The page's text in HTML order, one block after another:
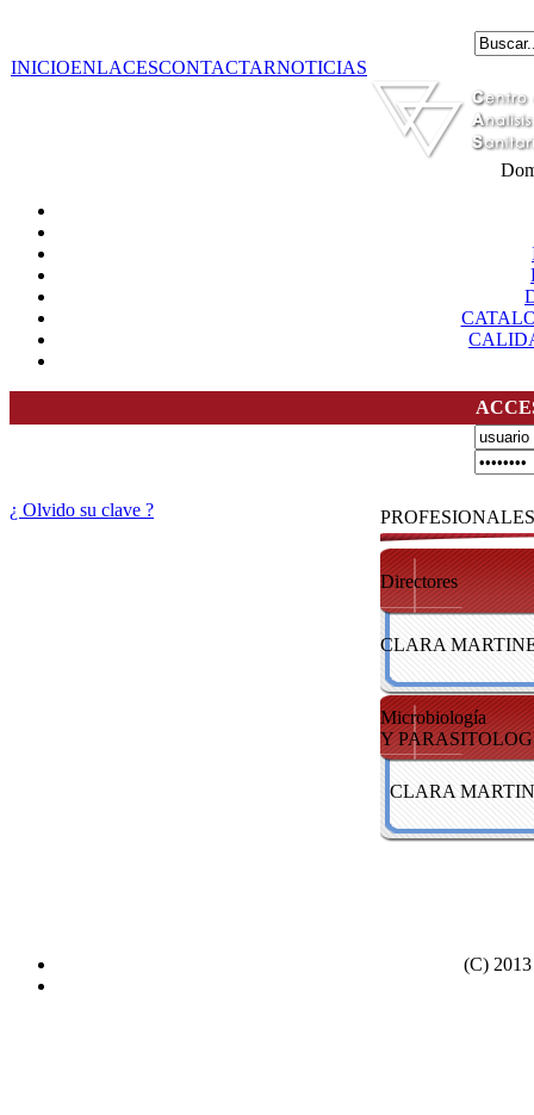
INICIOENLACESCONTACTARNOTICIAS
¿ Olvido su clave ? PROFESIONALES
Directores
CLARA
Microbiología
Y
CLARA
(C)